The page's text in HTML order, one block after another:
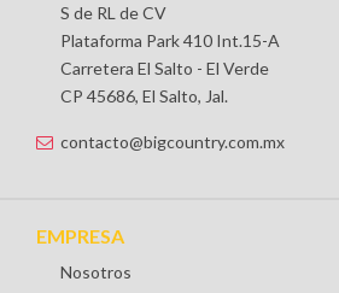
S de RL de CV
Plataforma Park 410 Int.15-A
Carretera El Salto - El Verde
CP 45686, El Salto, Jal.
contacto@bigcountry.com.mx
EMPRESA
Nosotros